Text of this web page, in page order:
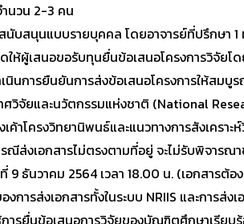
นวน 2-3 คน
บสนุนแบบรายบุคคล โดยอาจารย์ที่ปรึกษา
ให้ผู้เสนอขอรับทุนยื่นข้อเสนอโครงการวิจัย
นินการยืนยันการส่งข้อเสนอโครงการให้สมบู
ศวิจัยและนวัตกรรมแห่งชาติ (National
เค้าโครงวิทยานิพนธ์และแนวทางการสังเคร
ณีส่งเอกสารไม่ตรงตามที่อยู่ จะไม่รับพิจารณ
9 ธันวาคม 2564 เวลา 18.00 น. (เอกสารต้
งการส่งเอกสารทั้งในระบบ NRIIS และการส่